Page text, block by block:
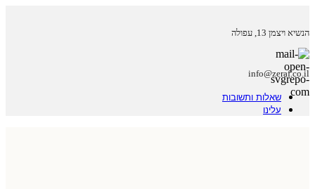
הנשיא ויצמן 13, עפולה
info@zeraf.co.il
שאלות ותשובות
עלינו